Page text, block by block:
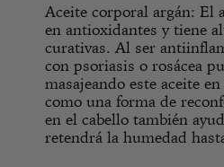
Aceite corporal argán: El
en antioxidantes y tiene
curativas. Al ser
con psoriasis o rosácea
masajeando este aceite
como una forma de
en el cabello también
retendrá la humedad